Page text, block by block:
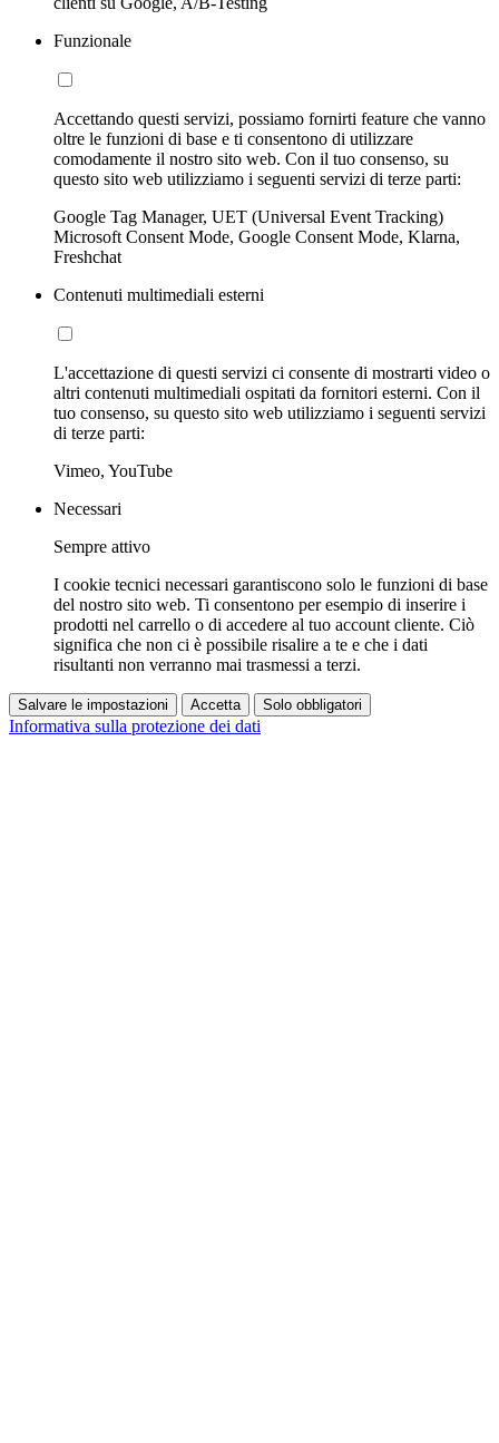
Funzionale
Accettando questi servizi, possiamo fornirti feature che vanno
oltre le funzioni di base e ti consentono di utilizzare
comodamente il nostro sito web. Con il tuo consenso, su
questo sito web utilizziamo i seguenti servizi di terze parti:
Google Tag Manager, UET (Universal Event Tracking)
Microsoft Consent Mode, Google Consent Mode, Klarna,
Freshchat
Contenuti multimediali esterni
L'accettazione di questi servizi ci consente di mostrarti video o
altri contenuti multimediali ospitati da fornitori esterni. Con il
tuo consenso, su questo sito web utilizziamo i seguenti servizi
di terze parti:
Vimeo, YouTube
Necessari
Sempre attivo
I cookie tecnici necessari garantiscono solo le funzioni di base
del nostro sito web. Ti consentono per esempio di inserire i
prodotti nel carrello o di accedere al tuo account cliente. Ciò
significa che non ci è possibile risalire a te e che i dati
risultanti non verranno mai trasmessi a terzi.
Salvare le impostazioni Accetta Solo obbligatori
Informativa sulla protezione dei dati